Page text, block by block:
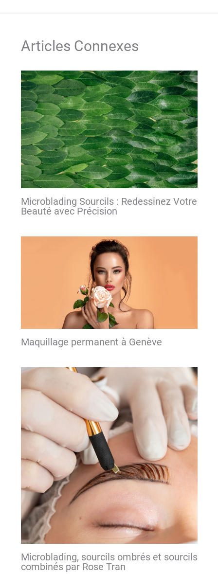
Articles Connexes
Microblading Sourcils : Redessinez Votre
Beauté avec Précision
Maquillage permanent à Genève
Microblading, sourcils ombrés et sourcils
combinés par Rose Tran